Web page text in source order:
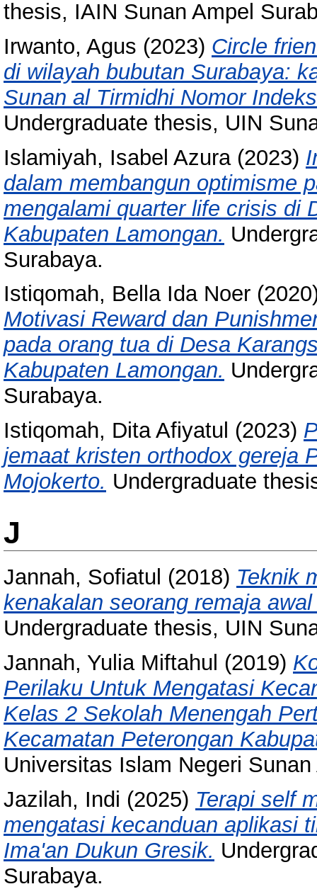
thesis, IAIN Sunan Ampel
Irwanto, Agus (2023) Circle
di wilayah bubutan Surabaya:
Sunan al Tirmidhi Nomor
Undergraduate thesis, UIN
Islamiyah, Isabel Azura(2023)
dalam membangun optimisme
mengalami quarter life crisis di
Kabupaten Lamongan.
Surabaya.
Istiqomah, Bella Ida Noer
Motivasi Reward dan
pada orang tua di Desa
Kabupaten Lamongan.
Surabaya.
Istiqomah, Dita Afiyatul (2023)
jemaat kristen orthodox gereja
Mojokerto. Undergraduate
J
Jannah, Sofiatul (2018) Teknik
kenakalan seorang remaja
Undergraduate thesis, UIN
Jannah, Yulia Miftahul (2019)
Perilaku Untuk Mengatasi
Kelas 2 Sekolah Menengah
Kecamatan Peterongan
Universitas Islam Negeri
Jazilah, Indi (2025) Terapi self
mengatasi kecanduan aplikasi
Ima'an Dukun Gresik.
Surabaya.